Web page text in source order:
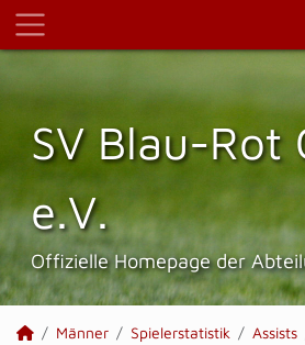
SV Blau-Rot
e.V.
Offizielle Homepage der
Männer Spielerstatistik Assists